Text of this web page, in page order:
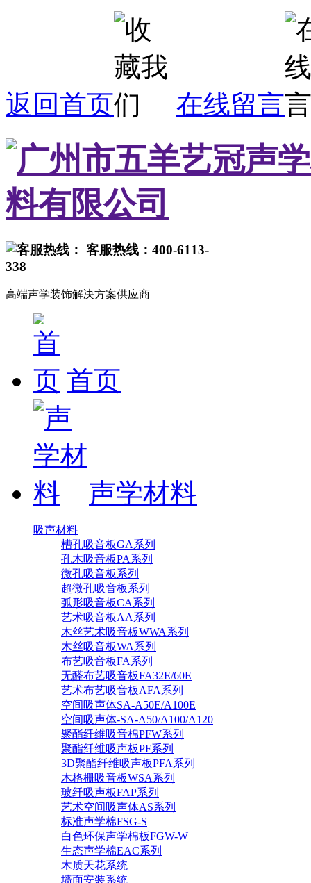
返回首页 在线留言
客服热线：400-6113-
338
高端声学装饰解决方案供应商
首页
声学材料
吸声材料
槽孔吸音板GA系列
孔木吸音板PA系列
微孔吸音板系列
超微孔吸音板系列
弧形吸音板CA系列
艺术吸音板AA系列
木丝艺术吸音板WWA系列
木丝吸音板WA系列
布艺吸音板FA系列
无醛布艺吸音板FA32E/60E
艺术布艺吸音板AFA系列
空间吸声体SA-A50E/A100E
空间吸声体-SA-A50/A100/A120
聚酯纤维吸音棉PFW系列
聚酯纤维吸声板PF系列
3D聚酯纤维吸声板PFA系列
木格栅吸音板WSA系列
玻纤吸声板FAP系列
艺术空间吸声体AS系列
标准声学棉FSG-S
白色环保声学棉板FGW-W
生态声学棉EAC系列
木质天花系统
墙面安装系统